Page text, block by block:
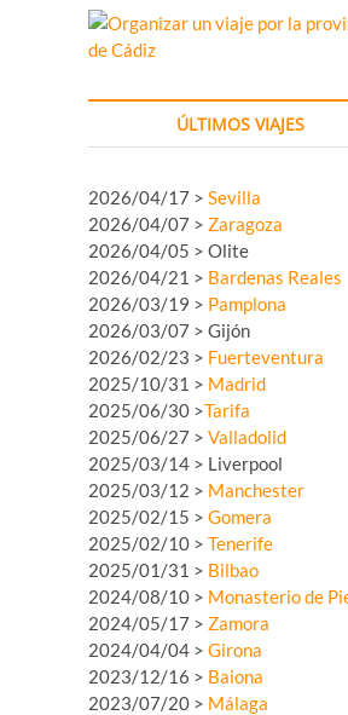
ÚLTIMOS VIAJES
2026/04/17 > Sevilla
2026/04/07 > Zaragoza
2026/04/05 > Olite
2026/04/21 > Bardenas Reales
2026/03/19 > Pamplona
2026/03/07 > Gijón
2026/02/23 > Fuerteventura
2025/10/31 > Madrid
2025/06/30 >Tarifa
2025/06/27 > Valladolid
2025/03/14 > Liverpool
2025/03/12 > Manchester
2025/02/15 > Gomera
2025/02/10 > Tenerife
2025/01/31 > Bilbao
2024/08/10 > Monasterio de
2024/05/17 > Zamora
2024/04/04 > Girona
2023/12/16 > Baiona
2023/07/20 > Málaga